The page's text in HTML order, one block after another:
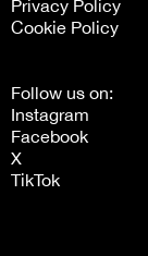
Privacy Policy
Cookie Policy
Follow us on:
Instagram
Facebook
X
TikTok